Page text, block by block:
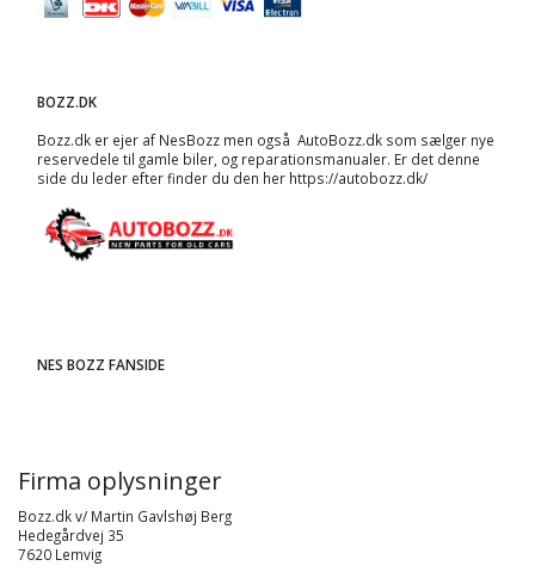
BOZZ.DK
Bozz.dk er ejer af NesBozz men også AutoBozz.dk som sælger nye
reservedele til gamle biler, og reparationsmanualer. Er det denne
side du leder efter finder du den her https://autobozz.dk/
NES BOZZ FANSIDE
Firma oplysninger
Bozz.dk v/ Martin Gavlshøj Berg
Hedegårdvej 35
7620 Lemvig